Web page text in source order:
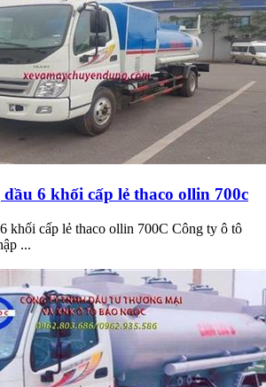
6 khối cấp lẻ thaco ollin 700c
khối cấp lẻ thaco ollin 700C Công ty ô tô
...